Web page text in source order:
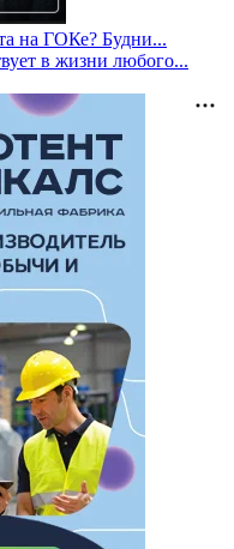
на ГОКе? Будни...
в жизни любого...